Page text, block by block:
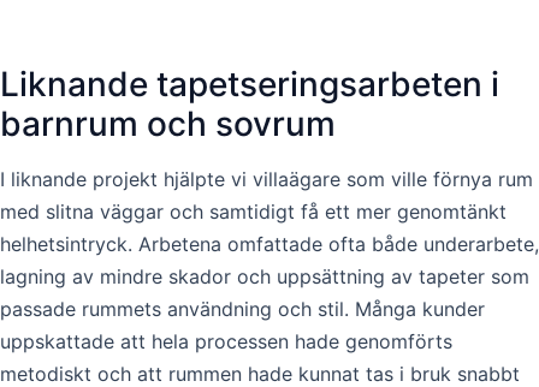
Liknande tapetseringsarbeten i
barnrum och sovrum
I liknande projekt hjälpte vi villaägare som ville förnya rum
med slitna väggar och samtidigt få ett mer genomtänkt
helhetsintryck. Arbetena omfattade ofta både underarbete,
lagning av mindre skador och uppsättning av tapeter som
passade rummets användning och stil. Många kunder
uppskattade att hela processen hade genomförts
metodiskt och att rummen hade kunnat tas i bruk snabbt